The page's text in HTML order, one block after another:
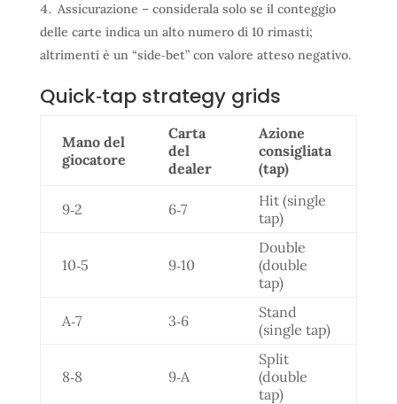
Assicurazione – considerala solo se il conteggio
delle carte indica un alto numero di 10 rimasti;
altrimenti è un “side‑bet” con valore atteso negativo.
Quick‑tap strategy grids
Mano del
giocatore
Carta
del
dealer
Azione
consigliata
(tap)
9‑2 6‑7
Hit (single
tap)
10‑5 9‑10
Double
(double
tap)
A‑7 3‑6
Stand
(single tap)
8‑8 9‑A
Split
(double
tap)